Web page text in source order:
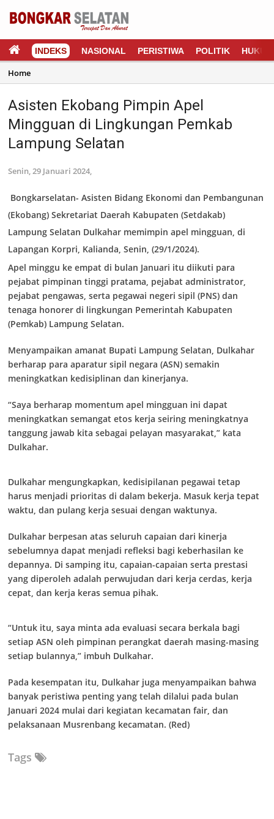
INDEKS NASIONAL PERISTIWA POLITIK HUKUM
Home
Asisten Ekobang Pimpin Apel
Mingguan di Lingkungan Pemkab
Lampung Selatan
Senin, 29 Januari 2024,
Bongkarselatan- Asisten Bidang Ekonomi dan Pembangunan
(Ekobang) Sekretariat Daerah Kabupaten (Setdakab)
Lampung Selatan Dulkahar memimpin apel mingguan, di
Lapangan Korpri, Kalianda, Senin, (29/1/2024).
Apel minggu ke empat di bulan Januari itu diikuti para
pejabat pimpinan tinggi pratama, pejabat administrator,
pejabat pengawas, serta pegawai negeri sipil (PNS) dan
tenaga honorer di lingkungan Pemerintah Kabupaten
(Pemkab) Lampung Selatan.
Menyampaikan amanat Bupati Lampung Selatan, Dulkahar
berharap para aparatur sipil negara (ASN) semakin
meningkatkan kedisiplinan dan kinerjanya.
“Saya berharap momentum apel mingguan ini dapat
meningkatkan semangat etos kerja seiring meningkatnya
tanggung jawab kita sebagai pelayan masyarakat,” kata
Dulkahar.
Dulkahar mengungkapkan, kedisipilanan pegawai tetap
harus menjadi prioritas di dalam bekerja. Masuk kerja tepat
waktu, dan pulang kerja sesuai dengan waktunya.
Dulkahar berpesan atas seluruh capaian dari kinerja
sebelumnya dapat menjadi refleksi bagi keberhasilan ke
depannya. Di samping itu, capaian-capaian serta prestasi
yang diperoleh adalah perwujudan dari kerja cerdas, kerja
cepat, dan kerja keras semua pihak.
“Untuk itu, saya minta ada evaluasi secara berkala bagi
setiap ASN oleh pimpinan perangkat daerah masing-masing
setiap bulannya,” imbuh Dulkahar.
Pada kesempatan itu, Dulkahar juga menyampaikan bahwa
banyak peristiwa penting yang telah dilalui pada bulan
Januari 2024 mulai dari kegiatan kecamatan fair, dan
pelaksanaan Musrenbang kecamatan. (Red)
Tags